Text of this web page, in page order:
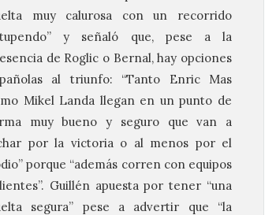
muy calurosa con un recorrido
y señaló que, pese a la
de Roglic o Bernal, hay opciones
al triunfo: “Tanto Enric Mas
Mikel Landa llegan en un punto de
muy bueno y seguro que van a
por la victoria o al menos por el
porque “además corren con equipos
Guillén apuesta por tener “una
segura” pese a advertir que “la